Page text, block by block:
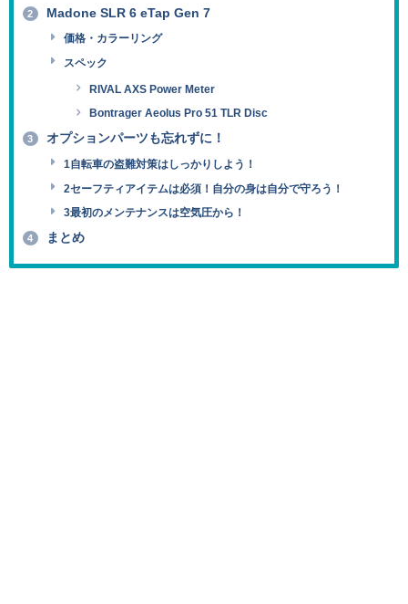
2 Madone SLR 6 eTap Gen 7
価格・カラーリング
スペック
RIVAL AXS Power Meter
Bontrager Aeolus Pro 51 TLR Disc
3 オプションパーツも忘れずに！
1自転車の盗難対策はしっかりしよう！
2セーフティアイテムは必須！自分の身は自分で守ろう！
3最初のメンテナンスは空気圧から！
4 まとめ